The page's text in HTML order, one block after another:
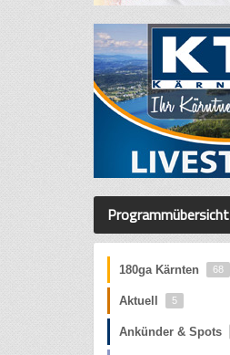
Programmübersicht
180ga Kärnten 68
Aktuell 5
Ankünder & Spots